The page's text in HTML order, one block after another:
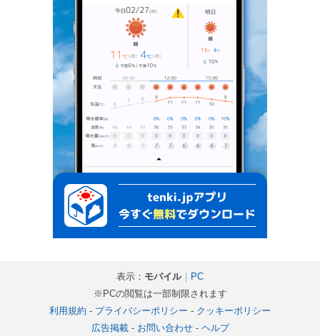
表示： モバイル｜ PC
※PCの閲覧は一部制限されます
利用規約 - プライバシーポリシー - クッキーポリシー
広告掲載- お問い合わせ- ヘルプ